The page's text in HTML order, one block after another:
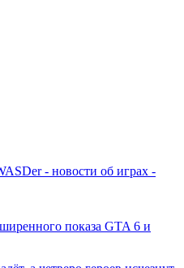
- новости об играх -
показа GTA 6 и